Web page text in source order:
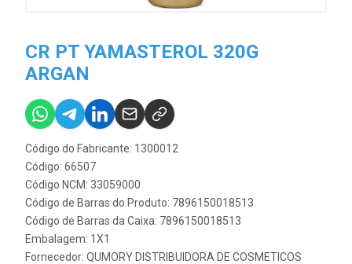
CR PT YAMASTEROL 320G
ARGAN
Código do Fabricante: 1300012
Código: 66507
Código NCM: 33059000
Código de Barras do Produto: 7896150018513
Código de Barras da Caixa: 7896150018513
Embalagem: 1X1
Fornecedor: QUMORY DISTRIBUIDORA DE COSMETICOS